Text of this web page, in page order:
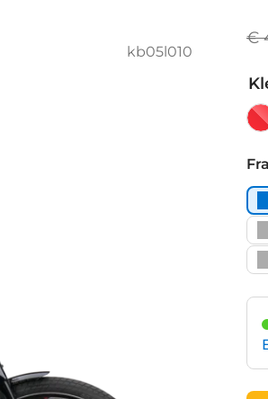
kb05l010
€
/